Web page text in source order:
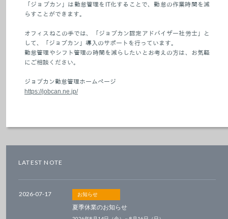
「ジョブカン」は勤怠管理をIT化することで、勤怠の作業時間を減
らすことができます。
オフィスねこの手では、「ジョブカン認定アドバイザー社労士」と
して、「ジョブカン」導入のサポートを行っています。
勤怠管理やシフト管理の時間を減らしたいとお考えの方は、お気軽
にご相談ください。
ジョブカン勤怠管理ホームページ
https://jobcan.ne.jp/
LATEST NOTE
2026-07-17 お知らせ
夏季休業のお知らせ